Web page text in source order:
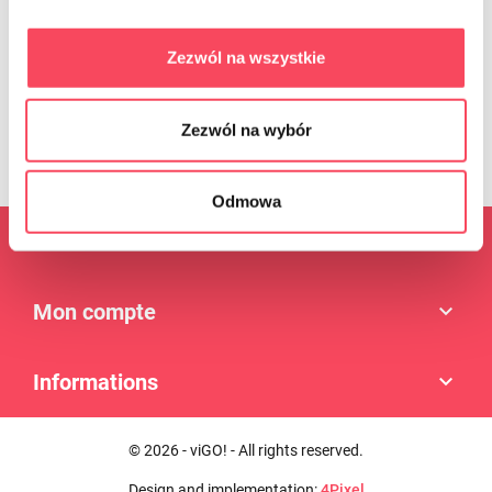
Zezwól na wszystkie
Zezwól na wybór
Odmowa
l'e-mail. Le retrait du consentement n'affecte pas la licéité du
traitement qui a été effectué sur la base du consentement avant
son retrait. L'administrateur traite les données conformément à
Politique de confidentialité. Règles de protection des données
personnelles.
Produits 
Mon compte 
Informations 
© 2026 - viGO! - All rights reserved.